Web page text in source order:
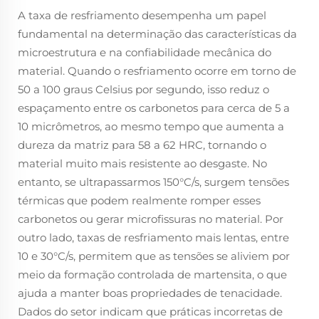
A taxa de resfriamento desempenha um papel
fundamental na determinação das características da
microestrutura e na confiabilidade mecânica do
material. Quando o resfriamento ocorre em torno de
50 a 100 graus Celsius por segundo, isso reduz o
espaçamento entre os carbonetos para cerca de 5 a
10 micrômetros, ao mesmo tempo que aumenta a
dureza da matriz para 58 a 62 HRC, tornando o
material muito mais resistente ao desgaste. No
entanto, se ultrapassarmos 150°C/s, surgem tensões
térmicas que podem realmente romper esses
carbonetos ou gerar microfissuras no material. Por
outro lado, taxas de resfriamento mais lentas, entre
10 e 30°C/s, permitem que as tensões se aliviem por
meio da formação controlada de martensita, o que
ajuda a manter boas propriedades de tenacidade.
Dados do setor indicam que práticas incorretas de